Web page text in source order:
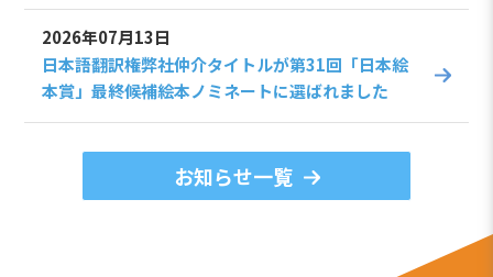
2026年07月13日
日本語翻訳権弊社仲介タイトルが第31回「日本絵
本賞」最終候補絵本ノミネートに選ばれました
お知らせ一覧